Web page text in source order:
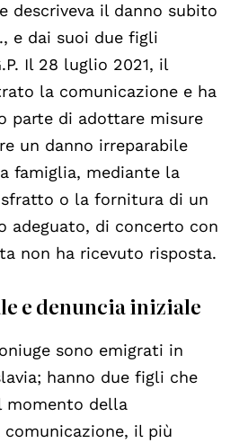
descriveva il danno subito
e dai suoi due figli
Il 28 luglio 2021, il
la comunicazione e ha
parte di adottare misure
un danno irreparabile
famiglia, mediante la
o la fornitura di un
adeguato, di concerto con
non ha ricevuto risposta.
e denuncia iniziale
sono emigrati in
hanno due figli che
momento della
il più